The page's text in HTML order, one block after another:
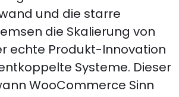
und die starre
die Skalierung von
echte Produkt-Innovation
Systeme. Dieser
WooCommerce Sinn